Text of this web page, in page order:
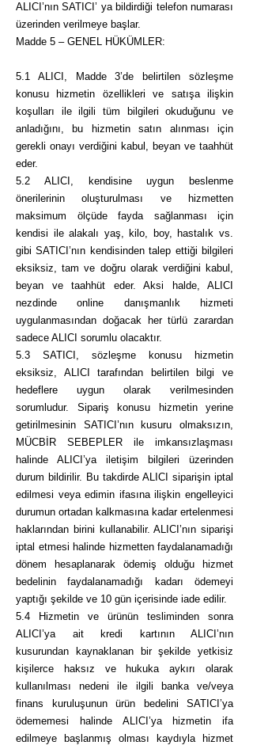
ALICI’nın SATICI’ ya bildirdiği telefon numarası
üzerinden verilmeye başlar.
Madde 5 – GENEL HÜKÜMLER:
5.1 ALICI, Madde 3’de belirtilen sözleşme
konusu hizmetin özellikleri ve satışa ilişkin
koşulları ile ilgili tüm bilgileri okuduğunu ve
anladığını, bu hizmetin satın alınması için
gerekli onayı verdiğini kabul, beyan ve taahhüt
eder.
5.2 ALICI, kendisine uygun beslenme
önerilerinin oluşturulması ve hizmetten
maksimum ölçüde fayda sağlanması için
kendisi ile alakalı yaş, kilo, boy, hastalık vs.
gibi SATICI’nın kendisinden talep ettiği bilgileri
eksiksiz, tam ve doğru olarak verdiğini kabul,
beyan ve taahhüt eder. Aksi halde, ALICI
nezdinde online danışmanlık hizmeti
uygulanmasından doğacak her türlü zarardan
sadece ALICI sorumlu olacaktır.
5.3 SATICI, sözleşme konusu hizmetin
eksiksiz, ALICI tarafından belirtilen bilgi ve
hedeflere uygun olarak verilmesinden
sorumludur. Sipariş konusu hizmetin yerine
getirilmesinin SATICI’nın kusuru olmaksızın,
MÜCBİR SEBEPLER ile imkansızlaşması
halinde ALICI’ya iletişim bilgileri üzerinden
durum bildirilir. Bu takdirde ALICI siparişin iptal
edilmesi veya edimin ifasına ilişkin engelleyici
durumun ortadan kalkmasına kadar ertelenmesi
haklarından birini kullanabilir. ALICI’nın siparişi
iptal etmesi halinde hizmetten faydalanamadığı
dönem hesaplanarak ödemiş olduğu hizmet
bedelinin faydalanamadığı kadarı ödemeyi
yaptığı şekilde ve 10 gün içerisinde iade edilir.
5.4 Hizmetin ve ürünün tesliminden sonra
ALICI’ya ait kredi kartının ALICI’nın
kusurundan kaynaklanan bir şekilde yetkisiz
kişilerce haksız ve hukuka aykırı olarak
kullanılması nedeni ile ilgili banka ve/veya
finans kuruluşunun ürün bedelini SATICI’ya
ödememesi halinde ALICI’ya hizmetin ifa
edilmeye başlanmış olması kaydıyla hizmet